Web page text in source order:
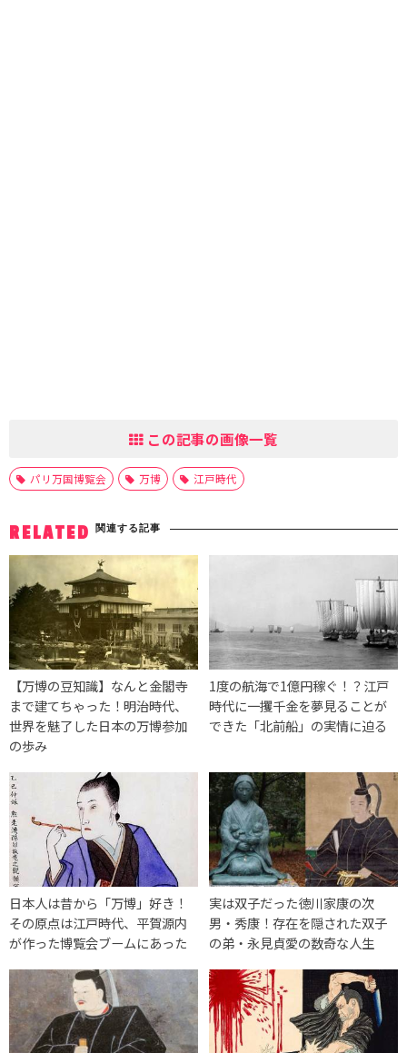
この記事の画像一覧
パリ万国博覧会 万博 江戸時代
RELATED 関連する記事
【万博の豆知識】なんと金閣寺
まで建てちゃった！明治時代、
世界を魅了した日本の万博参加
の歩み
1度の航海で1億円稼ぐ！？江戸
時代に一攫千金を夢見ることが
できた「北前船」の実情に迫る
日本人は昔から「万博」好き！
その原点は江戸時代、平賀源内
が作った博覧会ブームにあった
実は双子だった徳川家康の次
男・秀康！存在を隠された双子
の弟・永見貞愛の数奇な人生